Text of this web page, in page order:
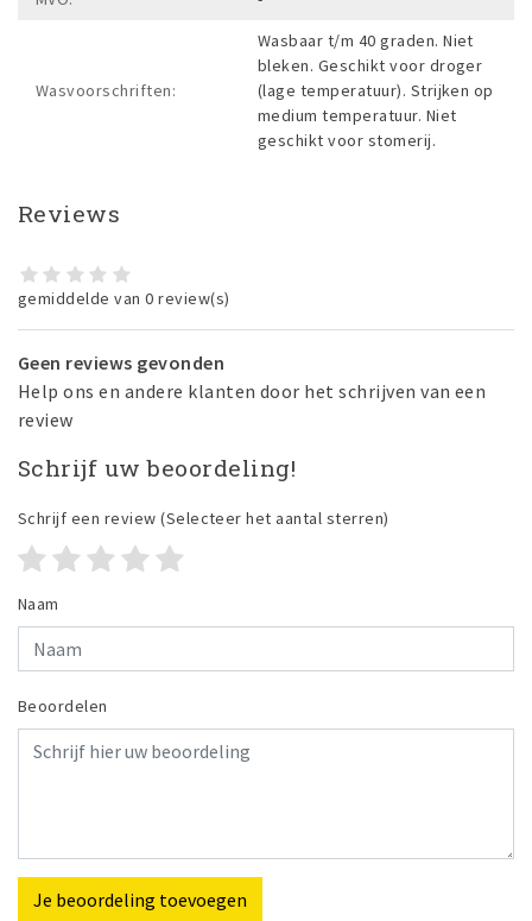
Wasvoorschriften:
Wasbaar t/m 40 graden. Niet
bleken. Geschikt voor droger
(lage temperatuur). Strijken op
medium temperatuur. Niet
geschikt voor stomerij.
Reviews
gemiddelde van 0 review(s)
Geen reviews gevonden
Help ons en andere klanten door het schrijven van een
review
Schrijf uw beoordeling!
Schrijf een review (Selecteer het aantal sterren)
Naam
Beoordelen
Je beoordeling toevoegen